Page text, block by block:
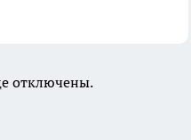
отключены.